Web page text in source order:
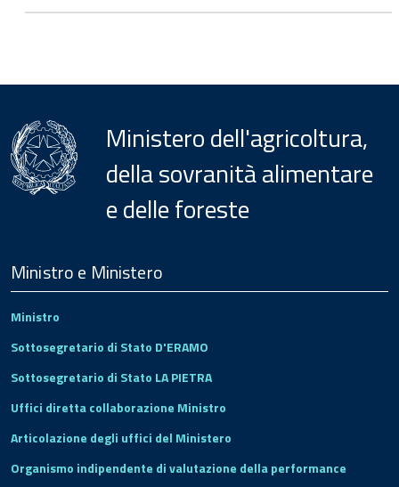
Ministero dell'agricoltura,
della sovranità alimentare
e delle foreste
Footer
Ministro e Ministero
Ministro
Sottosegretario di Stato D'ERAMO
Sottosegretario di Stato LA PIETRA
Uffici diretta collaborazione Ministro
Articolazione degli uffici del Ministero
Organismo indipendente di valutazione della performance